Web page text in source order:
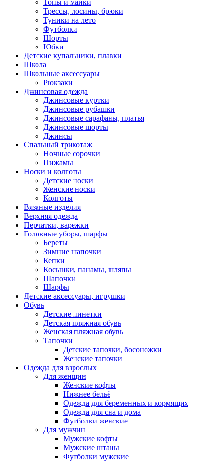
Топы и майки
Трессы, лосины, брюки
Туники на лето
Футболки
Шорты
Юбки
Детские купальники, плавки
Школа
Школьные аксессуары
Рюкзаки
Джинсовая одежда
Джинсовые куртки
Джинсовые рубашки
Джинсовые сарафаны, платья
Джинсовые шорты
Джинсы
Спальный трикотаж
Ночные сорочки
Пижамы
Носки и колготы
Детские носки
Женские носки
Колготы
Вязаные изделия
Верхняя одежда
Перчатки, варежки
Головные уборы, шарфы
Береты
Зимние шапочки
Кепки
Косынки, панамы, шляпы
Шапочки
Шарфы
Детские аксессуары, игрушки
Обувь
Детские пинетки
Детская пляжная обувь
Женская пляжная обувь
Тапочки
Детские тапочки, босоножки
Женские тапочки
Одежда для взрослых
Для женщин
Женские кофты
Нижнее бельё
Одежда для беременных и кормящих
Одежда для сна и дома
Футболки женские
Для мужчин
Мужские кофты
Мужские штаны
Футболки мужские